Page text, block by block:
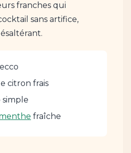
franches qui
sans artifice,
citron frais
simple
fraîche